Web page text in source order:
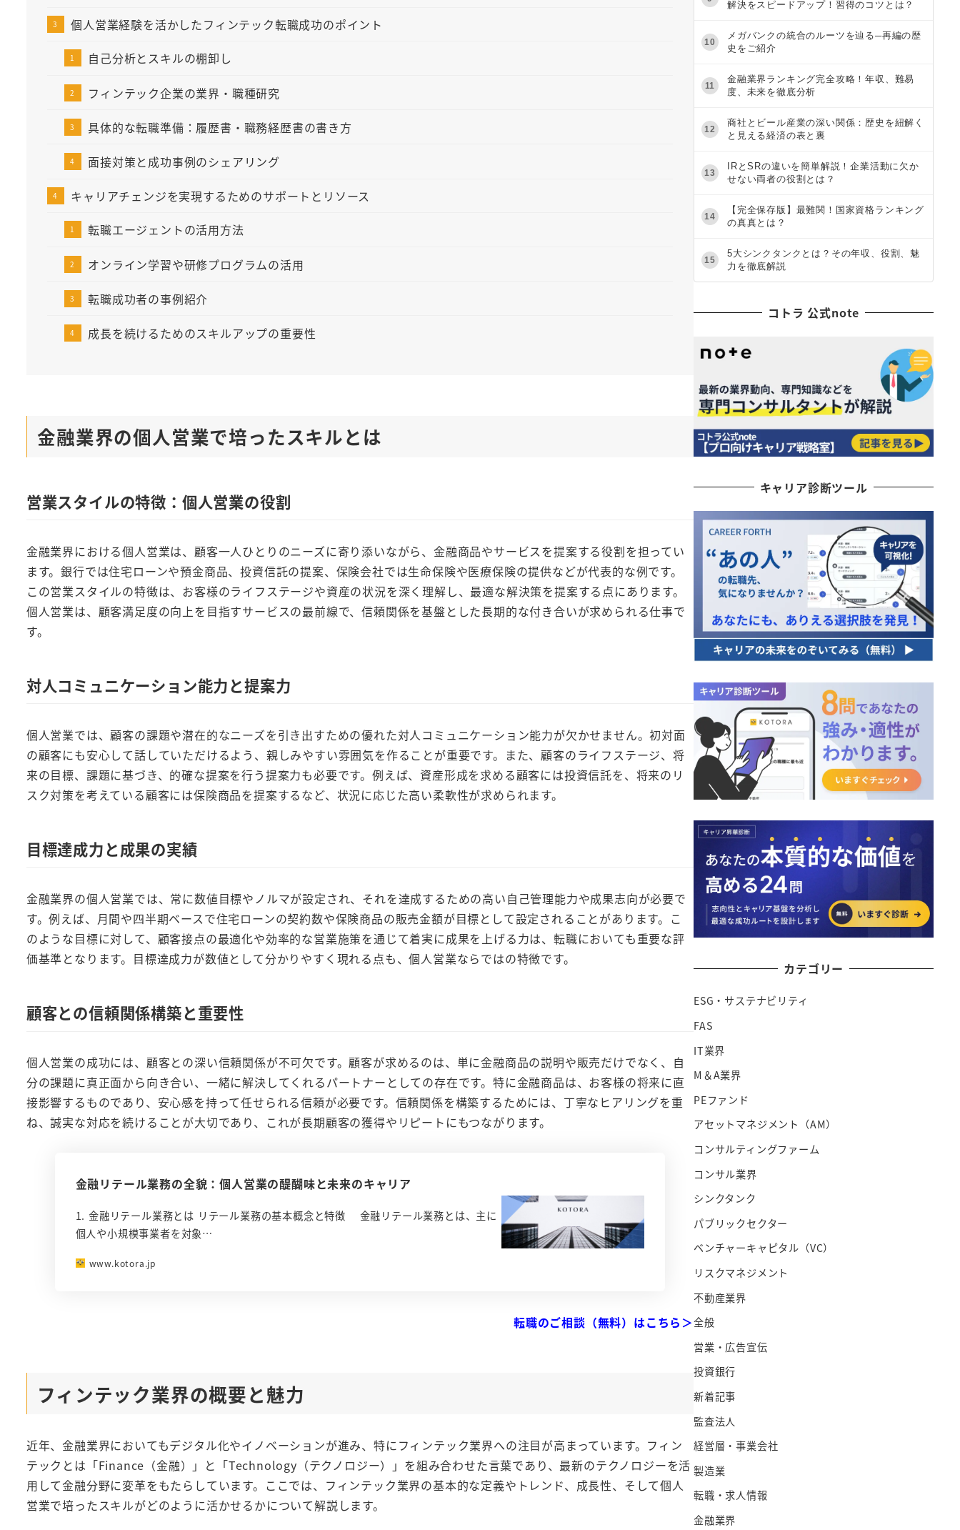
個人営業経験を活かしたフィンテック転職成功のポイント
自己分析とスキルの棚卸し
フィンテック企業の業界・職種研究
具体的な転職準備：履歴書・職務経歴書の書き方
面接対策と成功事例のシェアリング
キャリアチェンジを実現するためのサポートとリソース
転職エージェントの活用方法
オンライン学習や研修プログラムの活用
転職成功者の事例紹介
成長を続けるためのスキルアップの重要性
金融業界の個人営業で培ったスキルとは
営業スタイルの特徴：個人営業の役割
金融業界における個人営業は、顧客一人ひとりのニーズに寄り添いながら、金融商品やサービスを提案する役割を担ってい
ます。銀行では住宅ローンや預金商品、投資信託の提案、保険会社では生命保険や医療保険の提供などが代表的な例です。
この営業スタイルの特徴は、お客様のライフステージや資産の状況を深く理解し、最適な解決策を提案する点にあります。
個人営業は、顧客満足度の向上を目指すサービスの最前線で、信頼関係を基盤とした長期的な付き合いが求められる仕事で
す。
対人コミュニケーション能力と提案力
個人営業では、顧客の課題や潜在的なニーズを引き出すための優れた対人コミュニケーション能力が欠かせません。初対面
の顧客にも安心して話していただけるよう、親しみやすい雰囲気を作ることが重要です。また、顧客のライフステージ、将
来の目標、課題に基づき、的確な提案を行う提案力も必要です。例えば、資産形成を求める顧客には投資信託を、将来のリ
スク対策を考えている顧客には保険商品を提案するなど、状況に応じた高い柔軟性が求められます。
目標達成力と成果の実績
金融業界の個人営業では、常に数値目標やノルマが設定され、それを達成するための高い自己管理能力や成果志向が必要で
す。例えば、月間や四半期ベースで住宅ローンの契約数や保険商品の販売金額が目標として設定されることがあります。こ
のような目標に対して、顧客接点の最適化や効率的な営業施策を通じて着実に成果を上げる力は、転職においても重要な評
価基準となります。目標達成力が数値として分かりやすく現れる点も、個人営業ならではの特徴です。
顧客との信頼関係構築と重要性
個人営業の成功には、顧客との深い信頼関係が不可欠です。顧客が求めるのは、単に金融商品の説明や販売だけでなく、自
分の課題に真正面から向き合い、一緒に解決してくれるパートナーとしての存在です。特に金融商品は、お客様の将来に直
接影響するものであり、安心感を持って任せられる信頼が必要です。信頼関係を構築するためには、丁寧なヒアリングを重
ね、誠実な対応を続けることが大切であり、これが長期顧客の獲得やリピートにもつながります。
金融リテール業務の全貌：個人営業の醍醐味と未来のキャリア
1. 金融リテール業務とは リテール業務の基本概念と特徴 金融リテール業務とは、主に
個人や小規模事業者を対象…
www.kotora.jp
転職のご相談（無料）はこちら＞
フィンテック業界の概要と魅力
近年、金融業界においてもデジタル化やイノベーションが進み、特にフィンテック業界への注目が高まっています。フィン
テックとは「Finance（金融）」と「Technology（テクノロジー）」を組み合わせた言葉であり、最新のテクノロジーを活
用して金融分野に変革をもたらしています。ここでは、フィンテック業界の基本的な定義やトレンド、成長性、そして個人
営業で培ったスキルがどのように活かせるかについて解説します。
解決をスピードアップ！習得のコツとは？
10
メガバンクの統合のルーツを辿る─再編の歴
史をご紹介
11
金融業界ランキング完全攻略！年収、難易
度、未来を徹底分析
12
商社とビール産業の深い関係：歴史を紐解く
と見える経済の表と裏
13
IRとSRの違いを簡単解説！企業活動に欠か
せない両者の役割とは？
14
【完全保存版】最難関！国家資格ランキング
の真真とは？
15
5大シンクタンクとは？その年収、役割、魅
力を徹底解説
コトラ 公式note
キャリア診断ツール
カテゴリー
ESG・サステナビリティ
FAS
IT業界
M＆A業界
PEファンド
アセットマネジメント（AM）
コンサルティングファーム
コンサル業界
シンクタンク
パブリックセクター
ベンチャーキャピタル（VC）
リスクマネジメント
不動産業界
全般
営業・広告宣伝
投資銀行
新着記事
監査法人
経営層・事業会社
製造業
転職・求人情報
金融業界